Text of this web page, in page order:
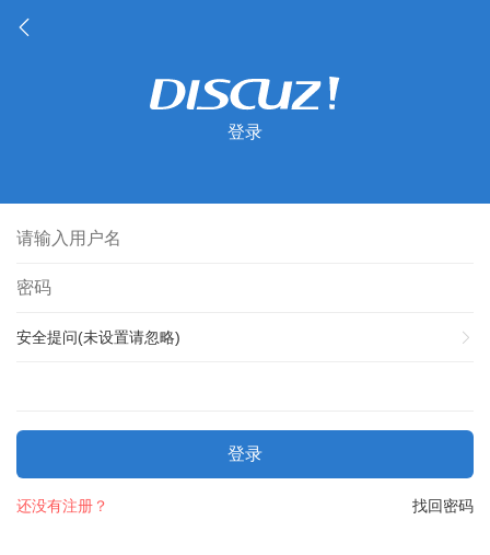
登录
安全提问(未设置请忽略)
登录
找回密码
还没有注册？